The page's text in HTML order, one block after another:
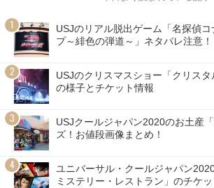
USJのリアル脱出ゲーム「名探偵
プ～緋色の弾道～」ネタバレ注意！
USJのクリスマスショー「クリスタ
の様子とチケット情報
USJクールジャパン2020のお土産
ズ！お値段画像まとめ！
ユニバーサル・クールジャパン
ミステリー・レストラン」のチケッ